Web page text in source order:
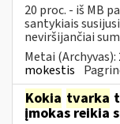
20 proc. - iš MB
santykiais
neviršijančiai
Metai (Archyvas):
mokestis
Kokia tvarka
įmokas reikia